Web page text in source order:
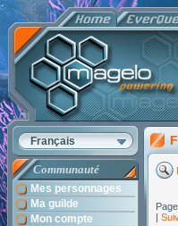
Français
Communauté
Mes personnages
Ma guilde
Mon compte
|